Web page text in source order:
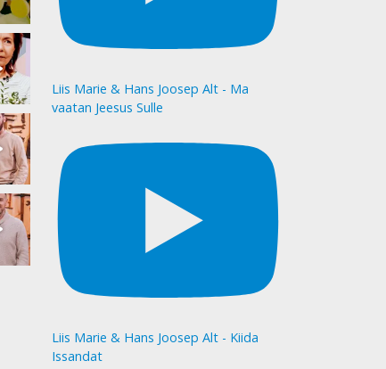
Liis Marie & Hans Joosep Alt - Ma
vaatan Jeesus Sulle
Liis Marie & Hans Joosep Alt - Kiida
Issandat